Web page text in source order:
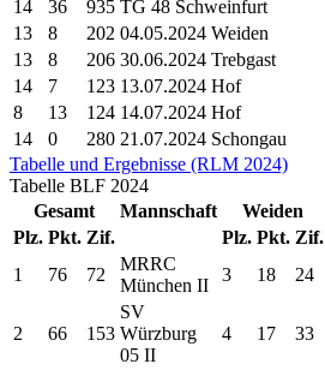
14
36 935 TG 48 Schweinfurt
13
8 202 04.05.2024 Weiden
13
8 206 30.06.2024 Trebgast
14
7 123 13.07.2024 Hof
8
13 124 14.07.2024 Hof
14
0 280 21.07.2024 Schongau
Tabelle und Ergebnisse (RLM 2024)
Tabelle BLF 2024
Gesamt
Mannschaft Weiden
Plz. Pkt. Zif. Plz. Pkt. Zif.
1
76 72
MRRC
München II
3 18 24
2 66 153
SV
Würzburg
05 II
4 17 33